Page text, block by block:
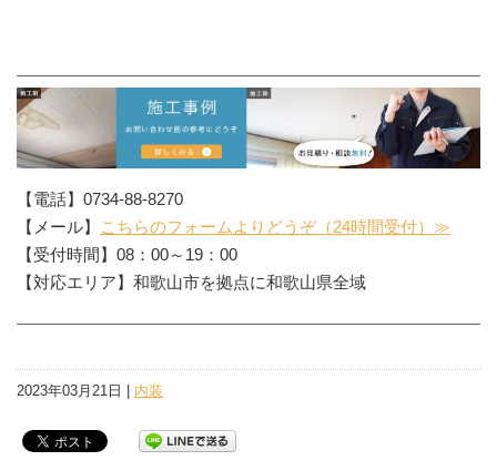
【電話】0734-88-8270
【メール】
こちらのフォームよりどうぞ（24時間受付）≫
【受付時間】08：00～19：00
【対応エリア】和歌山市を拠点に和歌山県全域
2023年03月21日 | 内装